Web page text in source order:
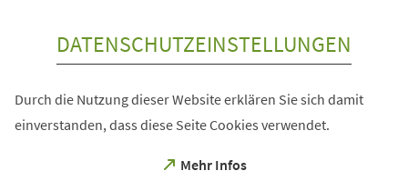
DATENSCHUTZEINSTELLUNGEN
Durch die Nutzung dieser Website erklären Sie sich damit
einverstanden, dass diese Seite Cookies verwendet.
Mehr Infos
(Öffnet